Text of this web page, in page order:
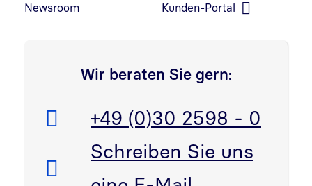
Newsroom Kunden-Portal
Wir beraten Sie gern:
Telefon:
+49 (0)30 2598 - 0
E-Mail:
Schreiben Sie uns